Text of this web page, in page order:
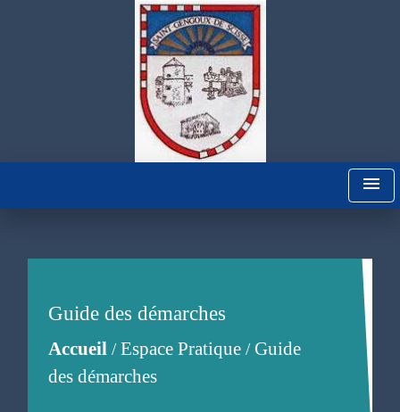
menu
Guide des démarches
Accueil/Espace Pratique/Guide
des démarches